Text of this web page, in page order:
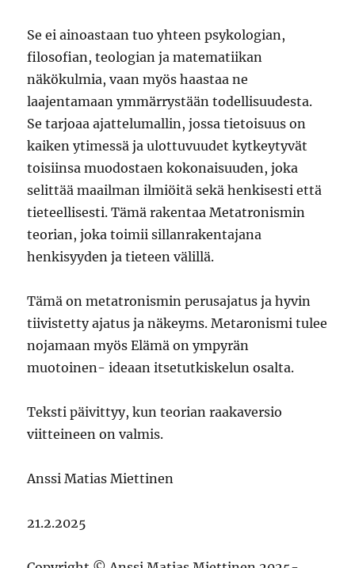
Se ei ainoastaan tuo yhteen psykologian,
filosofian, teologian ja matematiikan
näkökulmia, vaan myös haastaa ne
laajentamaan ymmärrystään todellisuudesta.
Se tarjoaa ajattelumallin, jossa tietoisuus on
kaiken ytimessä ja ulottuvuudet kytkeytyvät
toisiinsa muodostaen kokonaisuuden, joka
selittää maailman ilmiöitä sekä henkisesti että
tieteellisesti. Tämä rakentaa Metatronismin
teorian, joka toimii sillanrakentajana
henkisyyden ja tieteen välillä.
Tämä on metatronismin perusajatus ja hyvin
tiivistetty ajatus ja näkeyms. Metaronismi tulee
nojamaan myös Elämä on ympyrän
muotoinen- ideaan itsetutkiskelun osalta.
Teksti päivittyy, kun teorian raakaversio
viitteineen on valmis.
Anssi Matias Miettinen
21.2.2025